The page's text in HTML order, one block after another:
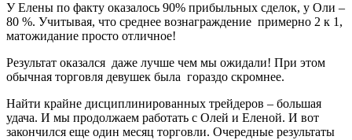
У Елены по факту оказалось 90% прибыльных сделок, у Оли –
80 %. Учитывая, что среднее вознаграждение примерно 2 к 1,
матожидание просто отличное!
Результат оказался даже лучше чем мы ожидали! При этом
обычная торговля девушек была гораздо скромнее.
Найти крайне дисциплинированных трейдеров – большая
удача. И мы продолжаем работать с Олей и Еленой. И вот
закончился еще один месяц торговли. Очередные результаты